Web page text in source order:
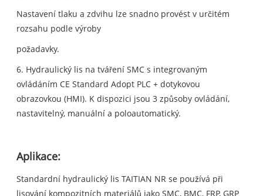
Nastavení tlaku a zdvihu lze snadno provést v určitém
rozsahu podle výroby
požadavky.
6. Hydraulický lis na tváření SMC s integrovaným
ovládáním CE Standard Adopt PLC + dotykovou
obrazovkou (HMI). K dispozici jsou 3 způsoby ovládání,
nastavitelný, manuální a poloautomatický.
Aplikace:
Standardní hydraulický lis TAITIAN NR se používá při
lisování kompozitních materiálů jako SMC, BMC, FRP, GRP